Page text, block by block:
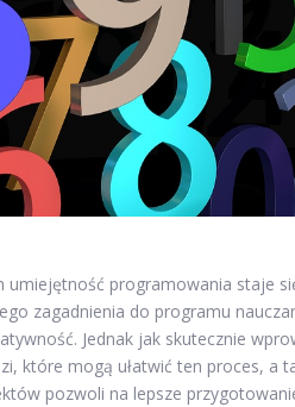
umiejętność programowania staje
zagadnienia do programu
Jednak jak skutecznie
które mogą ułatwić ten proces, a
pozwoli na lepsze